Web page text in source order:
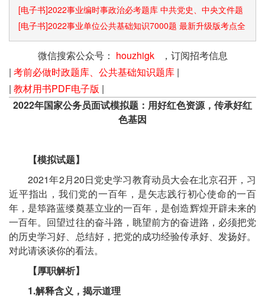
[电子书]2022事业编时事政治必考题库 中共党史、中央文件题
库已更新
[电子书]2022事业单位公共基础知识7000题 最新升级版考点全
覆盖
微信搜索公众号： houzhigk，订阅招考信息
| 考前必做时政题库、公共基础知识题库 |
| 教材用书PDF电子版 |
2022年国家公务员面试模拟题：用好红色资源，传承好红
色基因
【模拟试题】
2021年2月20日党史学习教育动员大会在北京召开，习
近平指出，我们党的一百年，是矢志践行初心使命的一百
年，是筚路蓝缕奠基立业的一百年，是创造辉煌开辟未来的
一百年。回望过往的奋斗路，眺望前方的奋进路，必须把党
的历史学习好、总结好，把党的成功经验传承好、发扬好。
对此请谈谈你的看法。
【厚职解析】
1.解释含义，揭示道理